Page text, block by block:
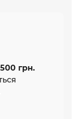
грн.